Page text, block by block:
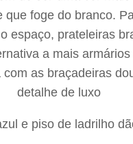
que foge do branco.
espaço, prateleiras
a mais
as braçadeiras
detalhe de luxo